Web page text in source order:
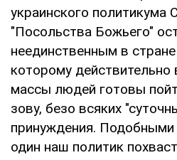
украинского политикума
"Посольства Божьего"
неединственным в
которому
массы людей готовы
зову, безо всяких
принуждения.
один наш политик